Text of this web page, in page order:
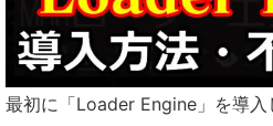
最初に「Loader Engine」を導入